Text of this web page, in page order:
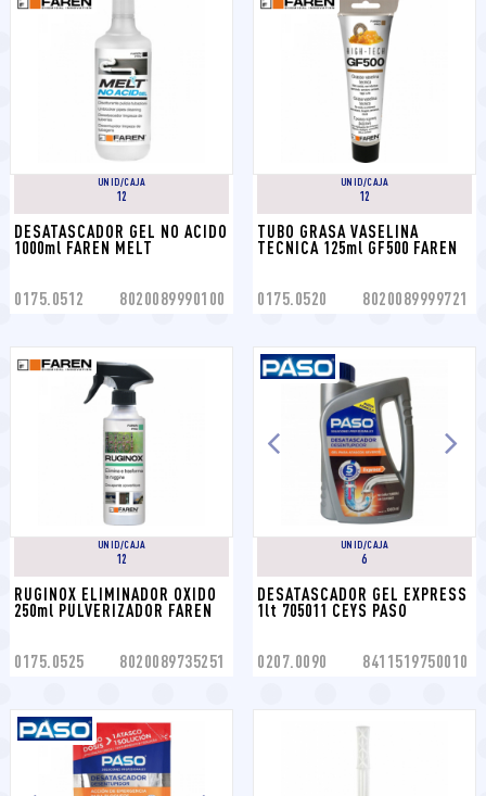
UNID/CAJA
12
DESATASCADOR GEL NO ACIDO
1000ml FAREN MELT
0175.0512 8020089990100
UNID/CAJA
12
TUBO GRASA VASELINA
TECNICA 125ml GF500 FAREN
0175.0520 8020089999721
UNID/CAJA
12
RUGINOX ELIMINADOR OXIDO
250ml PULVERIZADOR FAREN
0175.0525 8020089735251
UNID/CAJA
6
DESATASCADOR GEL EXPRESS
1lt 705011 CEYS PASO
0207.0090 8411519750010